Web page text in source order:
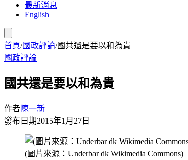
最新消息
English
首頁/國政評論/國共還是要以和為貴
國政評論
國共還是要以和為貴
作者陳一新
發布日期2015年1月27日
(圖片來源：Underbar dk Wikimedia Commons)